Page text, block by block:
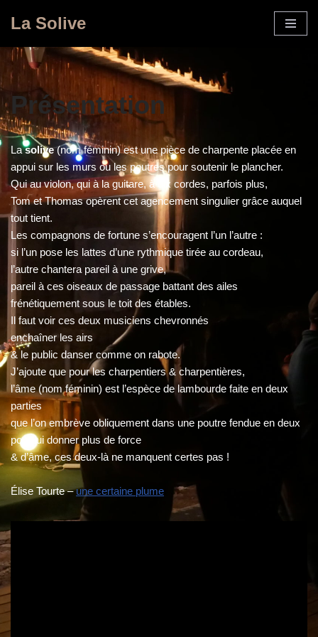
au
contenu
La Solive
Présentation
Lasolive(nom féminin) est une pièce de charpente placée en
appui sur les murs ou les poutres pour soutenir le plancher.
Qui au violon, qui à la guitare, à dix cordes, parfois plus,
Tom et Thomas opèrent cet agencement singulier grâce auquel
tout tient.
Les compagnons de fortune s’encouragent l’un l’autre :
si l’un pose les lattes d’une rythmique tirée au cordeau,
l’autre chantera pareil à une grive,
pareil à ces oiseaux de passage battant des ailes
frénétiquement sous le toit des étables.
Il faut voir ces deux musiciens chevronnés
enchaîner les airs
& le public danser comme on rabote.
J’ajoute que pour les charpentiers & charpentières,
l’âme (nom féminin) est l’espèce de lambourde faite en deux
parties
que l’on embrève obliquement dans une poutre fendue en deux
pour lui donner plus de force
& d’âme, ces deux-là ne manquent certes pas !
Élise Tourte –une certaine plume